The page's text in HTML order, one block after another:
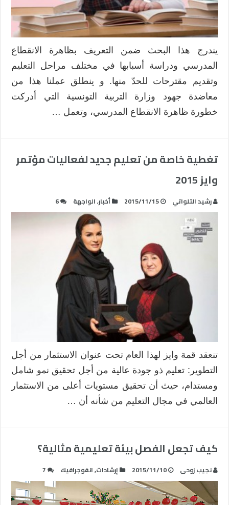
مغلقة
يندرج هذا البحث ضمن التعريف بظاهرة الانقطاع
المدرسي ودراسة أسبابها في مختلف مراحل التعليم
وتقديم مقترحات للحدّ منها. و ينطلق عملنا هذا من
معاضدة جهود وزارة التربية التونسية التي أدركت
خطورة ظاهرة الانقطاع المدرسي، وتعمل …
تغطية خاصة من تعليم جديد لفعاليات مؤتمر
وايز 2015
رشيد التلواتي 2015/11/15 أخبار,الواجهة 6
تنعقد قمة وايز لهذا العام تحت عنوان الاستثمار من أجل
التطوير: تعليم ذو جودة عالية من أجل تحقيق نمو شامل
ومستدام، حيث أن تحقيق مستويات أعلى من الاستثمار
العالمي في مجال التعليم من شأنه أن …
كيف تجعل الفصل بيئة تعليمية مثالية؟
نجيب زوحى 2015/11/10 إرشادات,انفوجرافيك 7